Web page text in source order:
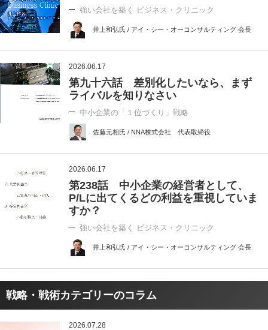
強い会社を築く ビジネス・クリニック
井上和弘氏 / アイ・シー・オーコンサルティング 会長
2026.06.17
第九十六話 差別化したいなら、まず
ライバルを知りなさい
中小企業の「１位づくり」戦略
佐藤元相氏 / NNA株式会社 代表取締役
2026.06.17
第238話 中小企業の経営者として、
P/Lに出てくるどの利益を重視していま
すか？
強い会社を築く ビジネス・クリニック
井上和弘氏 / アイ・シー・オーコンサルティング 会長
戦略・戦術カテゴリーのコラム
2026.07.28